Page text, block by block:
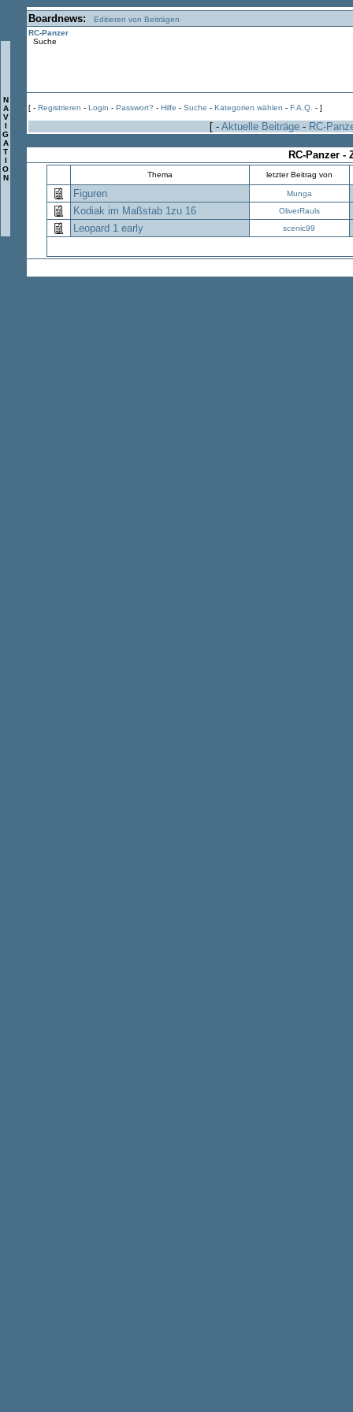
N
A
V
I
G
A
T
I
O
N
Boardnews:
Editieren von Beiträgen
RC-Panzer
Suche
[ - Registrieren - Login - Passwort? - Hilfe - Suche - Kategorien wählen - F.A.Q. - ]
[ - Aktuelle Beiträge - RC-
RC-Panzer -
Thema letzter Beitrag von
Figuren Munga
Kodiak im Maßstab 1zu 16 OliverRauls
Leopard 1 early scenic99